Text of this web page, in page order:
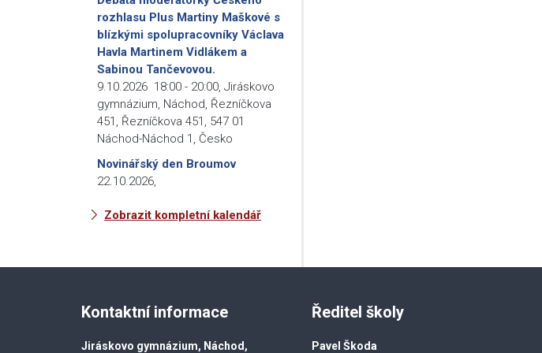
rozhlasu Plus Martiny Maškové s
blízkými spolupracovníky Václava
Havla Martinem Vidlákem a
Sabinou Tančevovou.
9.10.2026 18:00 - 20:00 Jiráskovo
gymnázium, Náchod, Řezníčkova
451, Řezníčkova 451, 547 01
Náchod-Náchod 1, Česko
Novinářský den Broumov
22.10.2026
Zobrazit kompletní kalendář
Kontaktní informace
Jiráskovo gymnázium, Náchod,
Ředitel školy
Pavel Škoda